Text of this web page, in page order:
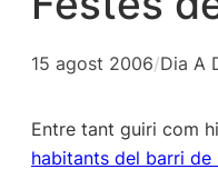
15 agost 2006/Dia A
Entre tant guiri com
habitants del barri de